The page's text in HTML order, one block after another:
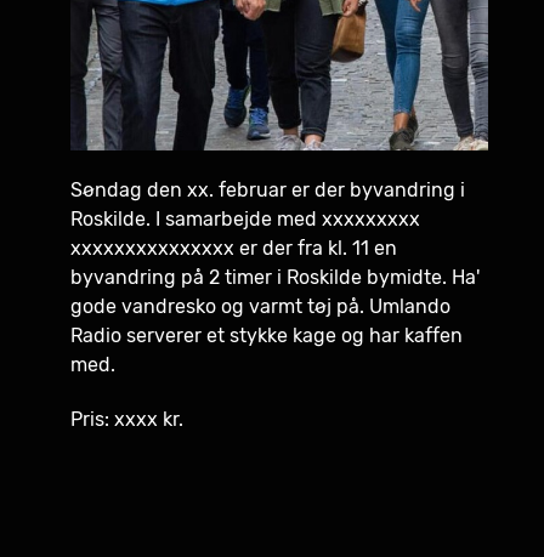
Søndag den xx. februar er der byvandring i
Roskilde. I samarbejde med xxxxxxxxx
xxxxxxxxxxxxxxx er der fra kl. 11 en
byvandring på 2 timer i Roskilde bymidte. Ha'
gode vandresko og varmt tøj på. Umlando
Radio serverer et stykke kage og har kaffen
med.
Pris: xxxx kr.